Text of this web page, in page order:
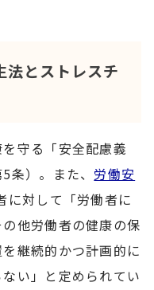
法とストレスチ
守る「安全配慮義
）。また、 労働安
に対して「労働者に
他労働者の健康の保
継続的かつ計画的に
い」と定められてい